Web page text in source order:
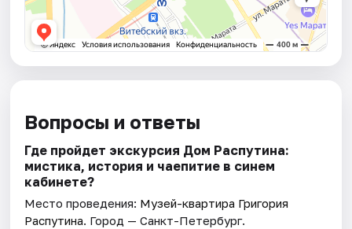
Вопросы и ответы
Где пройдет экскурсия Дом Распутина:
мистика, история и чаепитие в синем
кабинете?
Место проведения: Музей-квартира Григория
Распутина. Город — Санкт-Петербург.